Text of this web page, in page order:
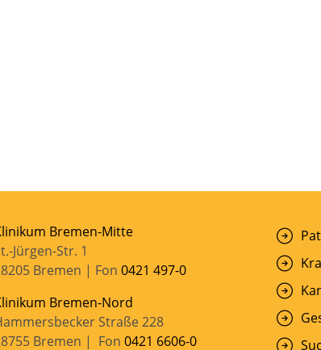
Bremen-Mitte
Jürgen-Str. 1
Bremen | Fon0421 497-0
Bremen-Nord
Straße 228
Bremen | Fon0421 6606-0